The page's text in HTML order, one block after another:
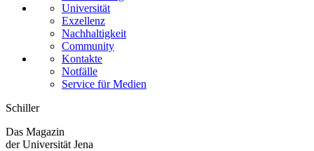
Universität
Exzellenz
Nachhaltigkeit
Community
Kontakte
Notfälle
Service für Medien
Schiller
Das Magazin
der Universität Jena